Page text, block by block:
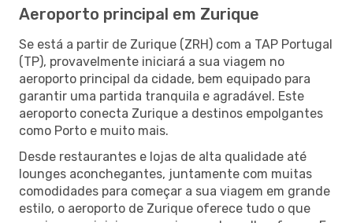
Aeroporto principal em Zurique
Se está a partir de Zurique (ZRH) com a TAP Portugal
(TP), provavelmente iniciará a sua viagem no
aeroporto principal da cidade, bem equipado para
garantir uma partida tranquila e agradável. Este
aeroporto conecta Zurique a destinos empolgantes
como Porto e muito mais.
Desde restaurantes e lojas de alta qualidade até
lounges aconchegantes, juntamente com muitas
comodidades para começar a sua viagem em grande
estilo, o aeroporto de Zurique oferece tudo o que